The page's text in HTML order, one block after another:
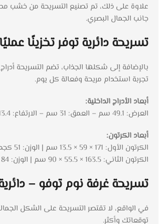
علاوة على ذلك، تم تصنيع التسريحة من خشب
جانب الجمال البصري.
تسريحة دائرية توفر تخزينًا
بالإضافة إلى شكلها الجذاب، تضم التسريحة
تجربة استخدام مريحة وفعالة كل يوم.
أبعاد الأدراج الداخلية:
العرض: 49.1 سم – العمق: 31 سم – الارتفاع: 13.4 سم
أبعاد الكرتون:
الكرتون الأول: 171 × 59 × 13.5 سم | الوزن: 51 كجم
الكرتون الثاني: 163.5 × 55.5 × 90 سم | الوزن: 84 كجم
تسريحة غرفة نوم توفو –
في الواقع، لا تقتصر التسريحة على الشكل
توقعاتك وأكثر.